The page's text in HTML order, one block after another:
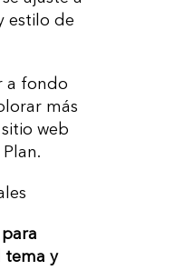
estilo de
a fondo
más
web
tema y